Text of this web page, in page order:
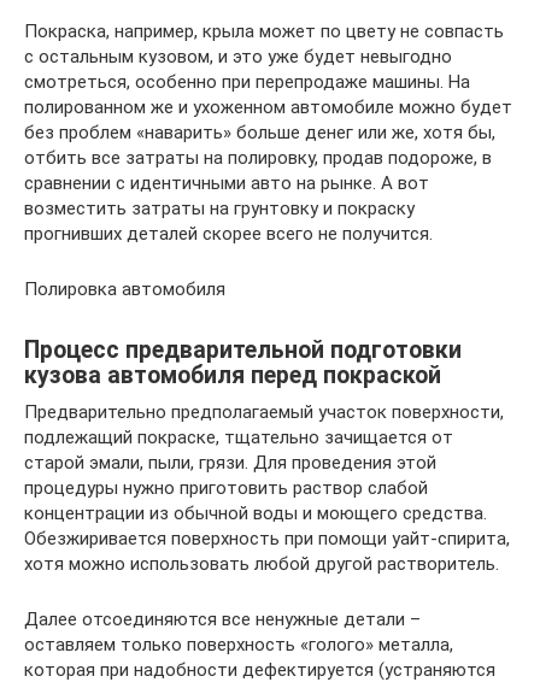
Покраска, например, крыла может по цвету не совпасть
с остальным кузовом, и это уже будет невыгодно
смотреться, особенно при перепродаже машины. На
полированном же и ухоженном автомобиле можно будет
без проблем «наварить» больше денег или же, хотя бы,
отбить все затраты на полировку, продав подороже, в
сравнении с идентичными авто на рынке. А вот
возместить затраты на грунтовку и покраску
прогнивших деталей скорее всего не получится.
Полировка автомобиля
Процесс предварительной подготовки
кузова автомобиля перед покраской
Предварительно предполагаемый участок поверхности,
подлежащий покраске, тщательно зачищается от
старой эмали, пыли, грязи. Для проведения этой
процедуры нужно приготовить раствор слабой
концентрации из обычной воды и моющего средства.
Обезжиривается поверхность при помощи уайт-спирита,
хотя можно использовать любой другой растворитель.
Далее отсоединяются все ненужные детали –
оставляем только поверхность «голого» металла,
которая при надобности дефектируется (устраняются